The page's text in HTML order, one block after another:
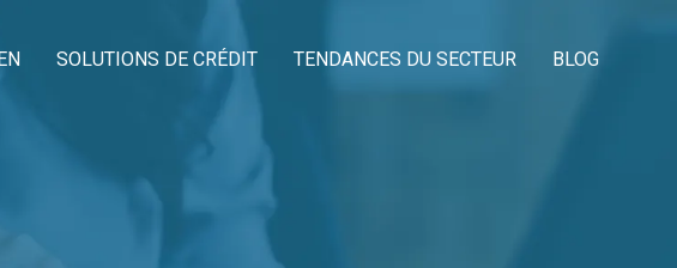
SOLUTIONS DE CRÉDIT TENDANCES DU SECTEUR BLOG